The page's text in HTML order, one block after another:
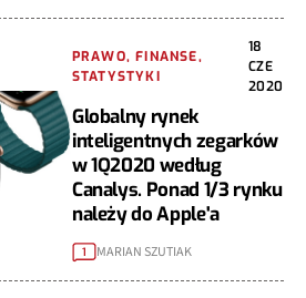
PRAWO, FINANSE,
STATYSTYKI
18
CZE
2020
Globalny rynek
inteligentnych zegarków
w 1Q2020 według
Canalys. Ponad 1/3 rynku
należy do Apple'a
1 MARIAN SZUTIAK